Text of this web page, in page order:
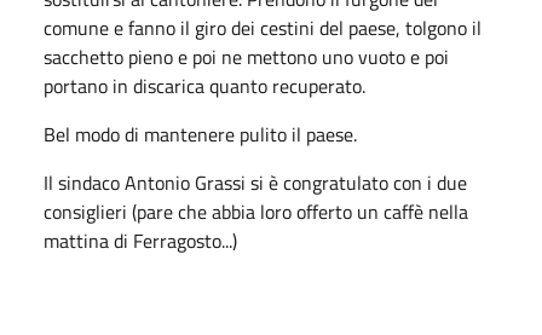
comune e fanno il giro dei cestini del paese, tolgono il
sacchetto pieno e poi ne mettono uno vuoto e poi
portano in discarica quanto recuperato.
Bel modo di mantenere pulito il paese.
Il sindaco Antonio Grassi si è congratulato con i due
consiglieri (pare che abbia loro offerto un caffè nella
mattina di Ferragosto...)